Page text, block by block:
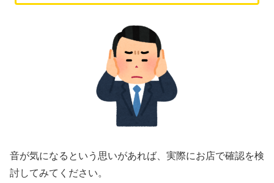
音が気になるという思いがあれば、実際にお店で確認を検
討してみてください。